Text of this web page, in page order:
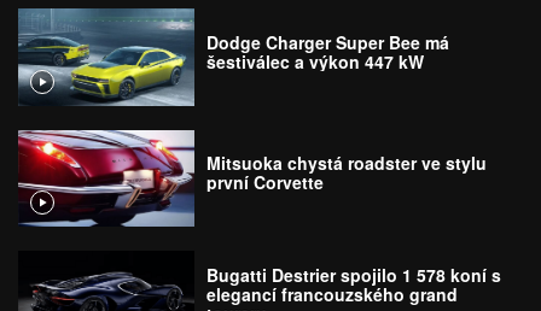
Dodge Charger Super Bee má
šestiválec a výkon 447 kW
Mitsuoka chystá roadster ve stylu
první Corvette
Bugatti Destrier spojilo 1 578 koní s
elegancí francouzského grand